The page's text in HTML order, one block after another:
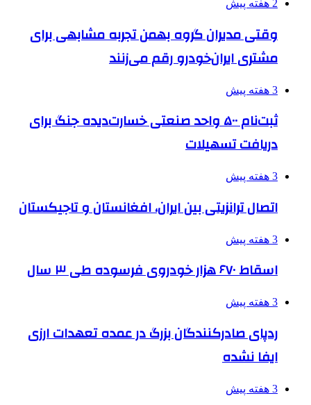
2 هفته پیش
وقتی مدیران گروه بهمن تجربه مشابهی برای
مشتری ایران‌خودرو رقم می‌زنند
3 هفته پیش
ثبت‌نام ۵۰۰ واحد صنعتی خسارت‌دیده جنگ برای
دریافت تسهیلات
3 هفته پیش
اتصال ترانزیتی بین ایران، افغانستان و تاجیکستان
3 هفته پیش
اسقاط ۶۷۰ هزار خودروی فرسوده طی ۳ سال
3 هفته پیش
ردپای صادرکنندگان بزرگ در عمده تعهدات ارزی
ایفا نشده
3 هفته پیش